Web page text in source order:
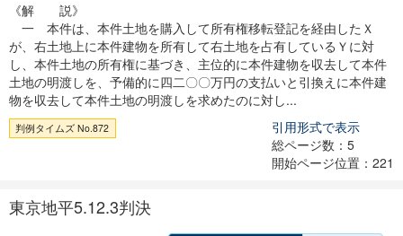
《解 説》
一 本件は、本件土地を購入して所有権移転登記を経由したＸ
が、右土地上に本件建物を所有して右土地を占有しているＹに対
し、本件土地の所有権に基づき、主位的に本件建物を収去して本件
土地の明渡しを、予備的に四二〇〇万円の支払いと引換えに本件建
物を収去して本件土地の明渡しを求めたのに対し...
判例タイムズ No.872
引用形式で表示
総ページ数：5
開始ページ位置：221
東京地平5.12.3判決